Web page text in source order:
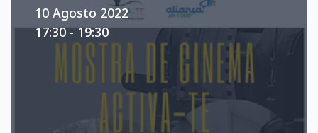
10 Agosto 2022
17:30 - 19:30